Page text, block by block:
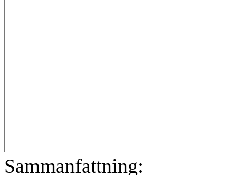
Sammanfattning: